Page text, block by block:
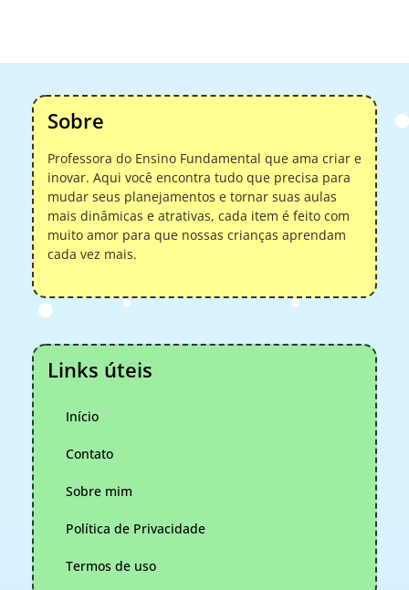
Sobre
Professora do Ensino Fundamental que ama criar e
inovar. Aqui você encontra tudo que precisa para
mudar seus planejamentos e tornar suas aulas
mais dinâmicas e atrativas, cada item é feito com
muito amor para que nossas crianças aprendam
cada vez mais.
Links úteis
Início
Contato
Sobre mim
Política de Privacidade
Termos de uso